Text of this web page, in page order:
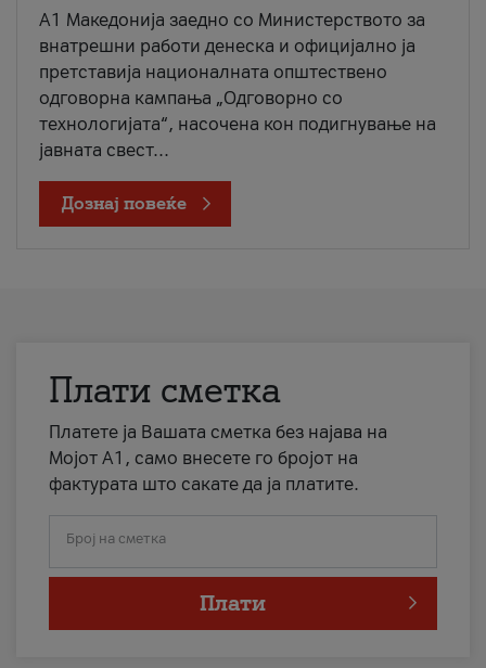
A1 Македонија заедно со Министерството за
внатрешни работи денеска и официјално ја
претставија националната општествено
одговорна кампања „Одговорно со
технологијата“, насочена кон подигнување на
јавната свест...
Дознај повеќе
Плати сметка
Платете ја Вашата сметка без најава на
Мојот А1, само внесете го бројот на
фактурата што сакате да ја платите.
Број на сметка
Плати